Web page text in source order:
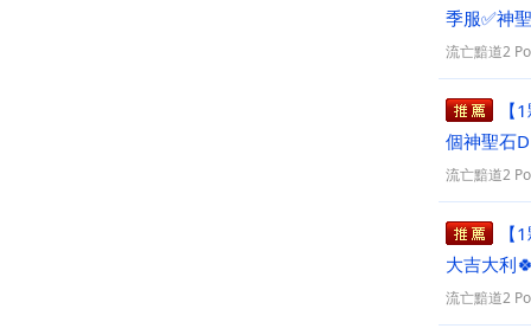
季服✅神
流亡黯道2
個神聖石
流亡黯道2
大吉大利
流亡黯道2